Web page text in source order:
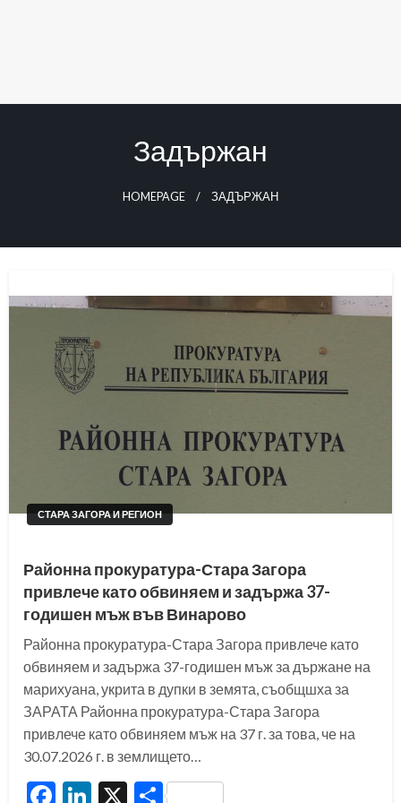
Задържан
HOMEPAGE ЗАДЪРЖАН
СТАРА ЗАГОРА И РЕГИОН
Районна прокуратура-Стара Загора
привлече като обвиняем и задържа 37-
годишен мъж във Винарово
Районна прокуратура-Стара Загора привлече като
обвиняем и задържа 37-годишен мъж за държане на
марихуана, укрита в дупки в земята, съобщшха за
ЗАРАТА Районна прокуратура-Стара Загора
привлече като обвиняем мъж на 37 г. за това, че на
30.07.2026 г. в землището…
Facebook
LinkedIn
X Share